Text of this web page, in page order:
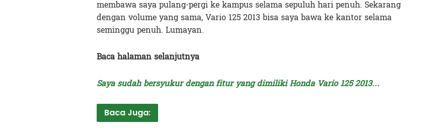
membawa saya pulang-pergi ke kampus selama sepuluh hari penuh. Sekarang
dengan volume yang sama, Vario 125 2013 bisa saya bawa ke kantor selama
seminggu penuh. Lumayan.
Baca halaman selanjutnya
Saya sudah bersyukur dengan fitur yang dimiliki Honda Vario 125 2013…
Baca Juga: